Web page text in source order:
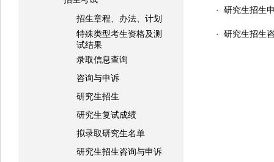
招生章程、办法、计划
特殊类型考生资格及测
试结果
录取信息查询
咨询与申诉
研究生招生
研究生复试成绩
拟录取研究生名单
研究生招生咨询与申诉
・ 研究生招生
・ 研究生招生